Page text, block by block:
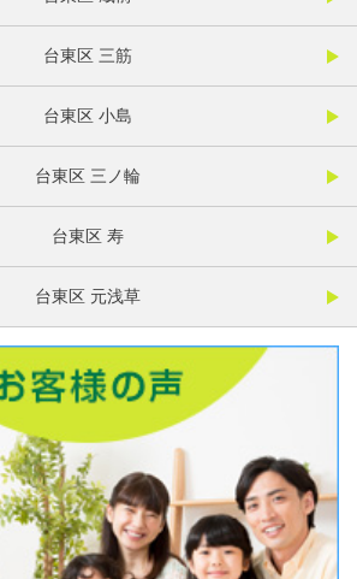
台東区 三筋
台東区 小島
台東区 三ノ輪
台東区 寿
台東区 元浅草